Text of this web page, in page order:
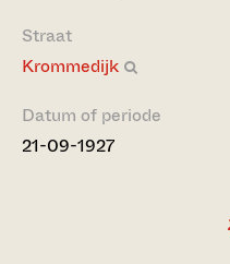
Straat
Krommedijk
Datum of periode
21-09-1927